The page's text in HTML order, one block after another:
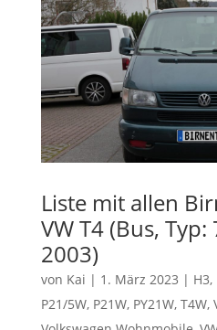
Liste mit allen
VW T4 (Bus,
2003)
von Kai | 1. März 2023 | H3,
P21/5W, P21W, PY21W, T4W,